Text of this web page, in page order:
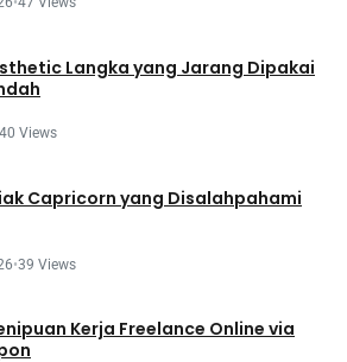
Langka yang Jarang Dipakai
40 Views
Capricorn yang Disalahpahami
•39 Views
Kerja Freelance Online via